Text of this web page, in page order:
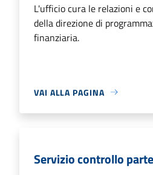
L'ufficio cura le relazioni e
della direzione di
finanziaria.
VAI ALLA PAGINA
Servizio controllo